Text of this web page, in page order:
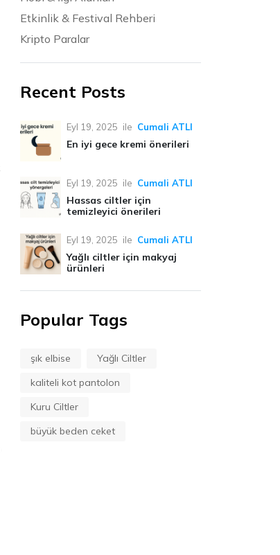
Etkinlik & Festival Rehberi
Kripto Paralar
Recent Posts
Eyl 19, 2025 ile Cumali ATLI
En iyi gece kremi önerileri
Eyl 19, 2025 ile Cumali ATLI
Hassas ciltler için
temizleyici önerileri
Eyl 19, 2025 ile Cumali ATLI
Yağlı ciltler için makyaj
ürünleri
Popular Tags
şık elbise
Yağlı Ciltler
kaliteli kot pantolon
Kuru Ciltler
büyük beden ceket